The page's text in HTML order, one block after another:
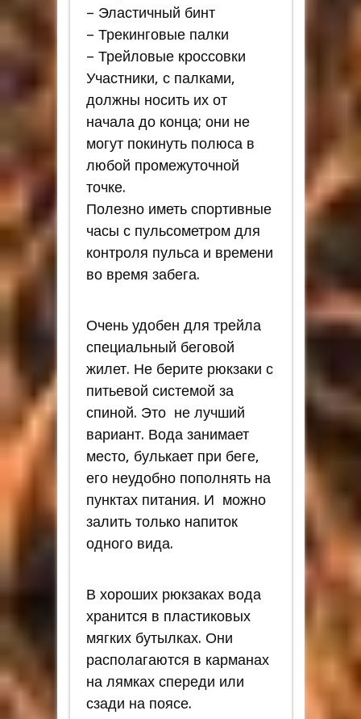
– Эластичный бинт
– Трекинговые палки
– Трейловые кроссовки
Участники, с палками,
должны носить их от
начала до конца; они не
могут покинуть полюса в
любой промежуточной
точке.
Полезно иметь спортивные
часы с пульсометром для
контроля пульса и времени
во время забега.
Очень удобен для трейла
специальный беговой
жилет. Не берите рюкзаки с
питьевой системой за
спиной. Это не лучший
вариант. Вода занимает
место, булькает при беге,
его неудобно пополнять на
пунктах питания. И можно
залить только напиток
одного вида.
В хороших рюкзаках вода
хранится в пластиковых
мягких бутылках. Они
располагаются в карманах
на лямках спереди или
сзади на поясе.